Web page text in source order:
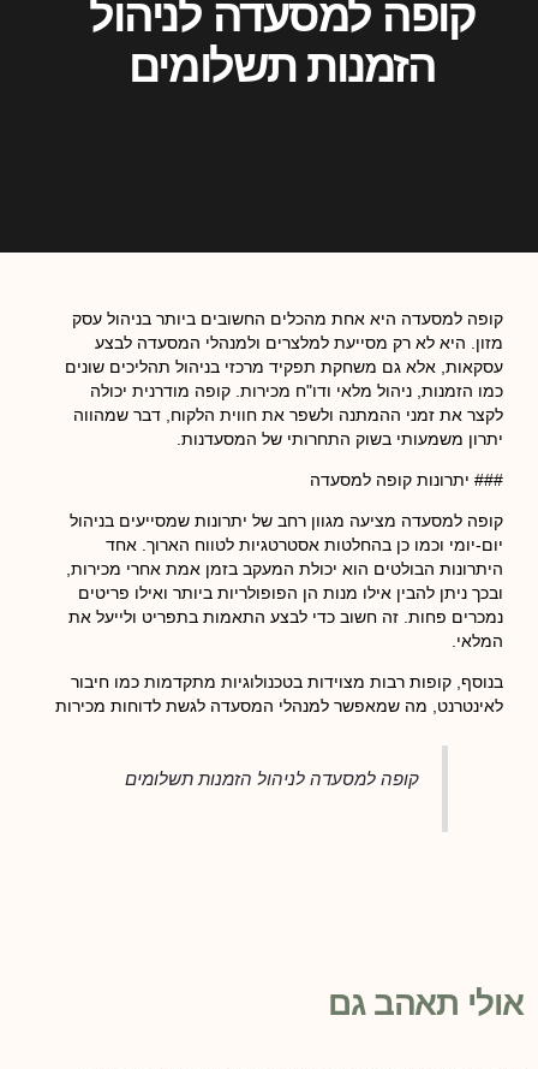
קופה למסעדה לניהול
הזמנות תשלומים
קופה למסעדה היא אחת מהכלים החשובים ביותר בניהול עסק
מזון. היא לא רק מסייעת למלצרים ולמנהלי המסעדה לבצע
עסקאות, אלא גם משחקת תפקיד מרכזי בניהול תהליכים שונים
כמו הזמנות, ניהול מלאי ודו"ח מכירות. קופה מודרנית יכולה
לקצר את זמני ההמתנה ולשפר את חווית הלקוח, דבר שמהווה
יתרון משמעותי בשוק התחרותי של המסעדנות.
### יתרונות קופה למסעדה
קופה למסעדה מציעה מגוון רחב של יתרונות שמסייעים בניהול
יום-יומי וכמו כן בהחלטות אסטרטגיות לטווח הארוך. אחד
היתרונות הבולטים הוא יכולת המעקב בזמן אמת אחרי מכירות,
ובכך ניתן להבין אילו מנות הן הפופולריות ביותר ואילו פריטים
נמכרים פחות. זה חשוב כדי לבצע התאמות בתפריט ולייעל את
המלאי.
בנוסף, קופות רבות מצוידות בטכנולוגיות מתקדמות כמו חיבור
לאינטרנט, מה שמאפשר למנהלי המסעדה לגשת לדוחות מכירות
קופה למסעדה לניהול הזמנות תשלומים
אולי תאהב גם